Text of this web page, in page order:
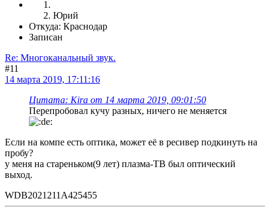
Юрий
Откуда: Краснодар
Записан
Re: Многоканальный звук.
#11
14 марта 2019, 17:11:16
Цитата: Kira от 14 марта 2019, 09:01:50
Перепробовал кучу разных, ничего не меняется
Если на компе есть оптика, может её в ресивер подкинуть на
пробу?
у меня на стареньком(9 лет) плазма-ТВ был оптический
выход.
WDB2021211A425455